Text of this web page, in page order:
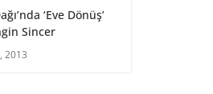
‘Eve Dönüş’
Sincer
2013